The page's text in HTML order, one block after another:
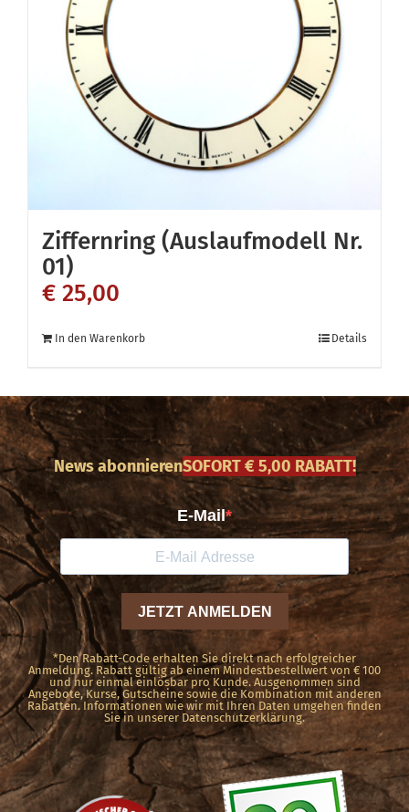
Ziffernring (Auslaufmodell Nr.
01)
€ 25,00
In den Warenkorb Details
News abonnierenSOFORT € 5,00 RABATT!
*Den Rabatt-Code erhalten Sie direkt nach erfolgreicher
Anmeldung. Rabatt gültig ab einem Mindestbestellwert von € 100
und nur einmal einlösbar pro Kunde. Ausgenommen sind
Angebote, Kurse, Gutscheine sowie die Kombination mit anderen
Rabatten. Informationen wie wir mit Ihren Daten umgehen finden
Sie in unserer Datenschutzerklärung.